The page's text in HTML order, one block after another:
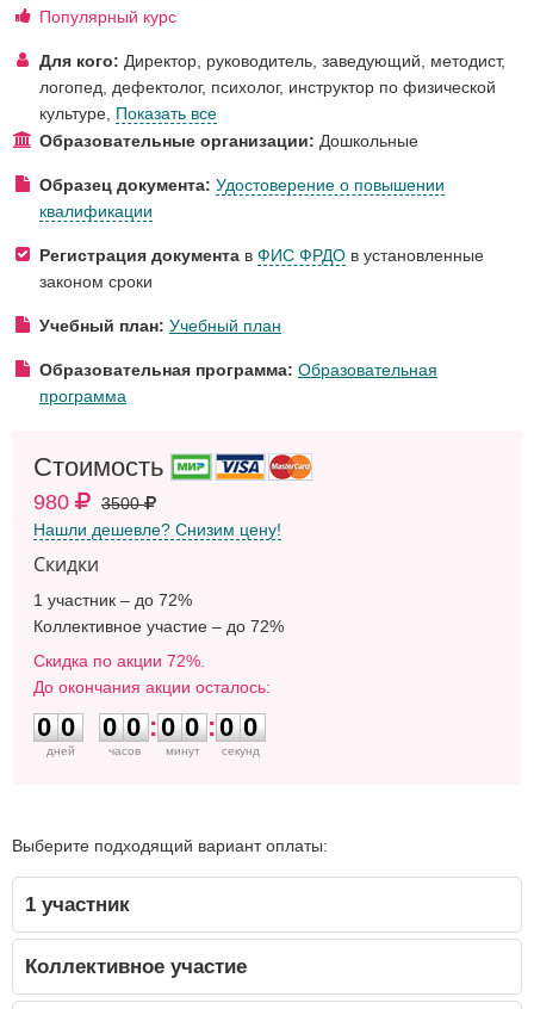
Популярный курс
Для кого: Директор, руководитель, заведующий методист,
логопед, дефектолог, психолог, инструктор по физической
культуре Показать все
Образовательные организации: Дошкольные
Образец документа: Удостоверение о повышении
квалификации
Регистрация документа в ФИС ФРДО в установленные
законом сроки
Учебный план: Учебный план
Образовательная программа: Образовательная
программа
Стоимость
980
3500
Нашли дешевле? Снизим цену!
Скидки
1 участник – до 72%
Коллективное участие – до 72%
Скидка по акции 72%.
До окончания акции осталось:
0
0
0
0
дней
0
0
0
0
часов
:
0
0
0
0
минут
:
0
0
0
0
секунд
Выберите подходящий вариант оплаты:
1 участник
Коллективное участие